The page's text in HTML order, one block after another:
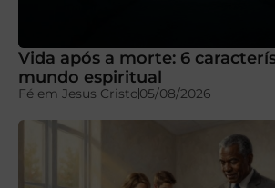
Vida após a morte: 6
mundo espiritual
Fé em Jesus Cristo05/08/2026